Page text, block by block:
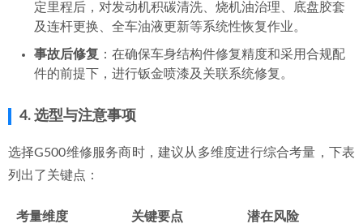
定里程后，对发动机积碳清洗、烧机油治理、底盘胶套
及连杆更换、全车油液更新等系统性恢复作业。
事故后修复 ：在确保车身结构件修复精度和采用合规配
件的前提下，进行钣金喷漆及关联系统修复。
4. 选型与注意事项
选择G500维修服务商时，建议从多维度进行综合考量，下表
列出了关键点：
考量维度 关键要点 潜在风险